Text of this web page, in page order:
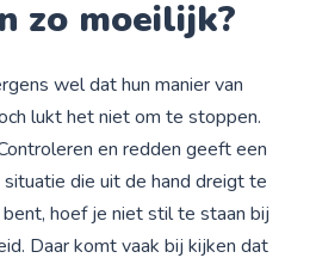
zo moeilijk?
wel dat hun manier van
lukt het niet om te stoppen.
en redden geeft een
die uit de hand dreigt te
hoef je niet stil te staan bij
Daar komt vaak bij kijken dat